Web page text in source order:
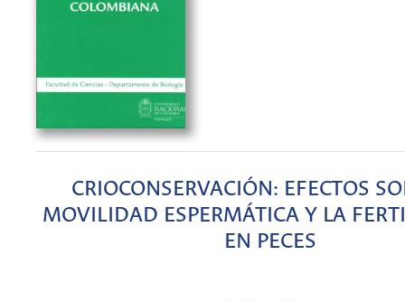
CRIOCONSERVACIÓN: EFECTOS
MOVILIDAD ESPERMÁTICA Y LA
EN PECES